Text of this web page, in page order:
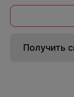
Получить